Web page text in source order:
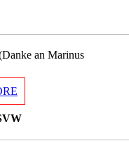
an Marinus